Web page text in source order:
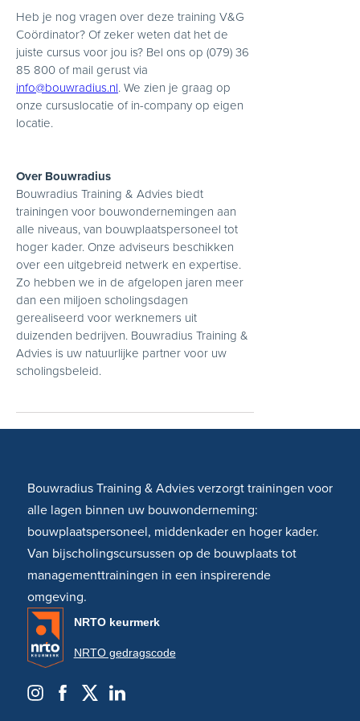
Heb je nog vragen over deze training V&G
Coördinator? Of zeker weten dat het de
juiste cursus voor jou is? Bel ons op (079) 36
85 800 of mail gerust via
info@bouwradius.nl. We zien je graag op
onze cursuslocatie of in-company op eigen
locatie.
Over Bouwradius
Bouwradius Training & Advies biedt
trainingen voor bouwondernemingen aan
alle niveaus, van bouwplaatspersoneel tot
hoger kader. Onze adviseurs beschikken
over een uitgebreid netwerk en expertise.
Zo hebben we in de afgelopen jaren meer
dan een miljoen scholingsdagen
gerealiseerd voor werknemers uit
duizenden bedrijven. Bouwradius Training &
Advies is uw natuurlijke partner voor uw
scholingsbeleid.
Bouwradius Training & Advies verzorgt trainingen voor
alle lagen binnen uw bouwonderneming:
bouwplaatspersoneel, middenkader en hoger kader.
Van bijscholingscursussen op de bouwplaats tot
managementtrainingen in een inspirerende
omgeving.
NRTO keurmerk
NRTO gedragscode